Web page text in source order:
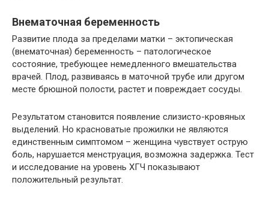
Внематочная беременность
Развитие плода за пределами матки – эктопическая
(внематочная) беременность – патологическое
состояние, требующее немедленного вмешательства
врачей. Плод, развиваясь в маточной трубе или другом
месте брюшной полости, растет и повреждает сосуды.
Результатом становится появление слизисто-кровяных
выделений. Но красноватые прожилки не являются
единственным симптомом – женщина чувствует острую
боль, нарушается менструация, возможна задержка. Тест
и исследование на уровень ХГЧ показывают
положительный результат.